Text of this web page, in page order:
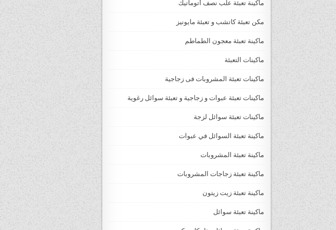
ماكينة تعبئة علب نصف أتوماتيك
مكن تعبئة كاتشب و تعبئة مايونيز
ماكينة تعبئة معجون الطماطم
ماكينات التعبئة
ماكينات تعبئة المشروبات فى زجاجية
ماكينات تعبئة عبوات و زجاجية و تعبئة سوائل رغوية
ماكينات تعبئة سوائل لزجة
‏‏‏ماكينة تعبئة السوائل في عبوات
ماكينة تعبئة المشروبات
ماكينة تعبئة زجاجات المشروبات
ماكينة تعبئة زيت زيتون
ماكينة تعبئة سوائل